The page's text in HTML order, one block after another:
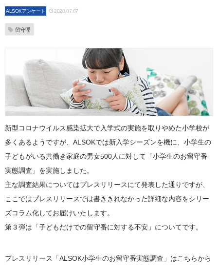
ALSOKアンケート 2020.07.07
留守番
新型コロナウイルス感染拡大で入学式の実施を取りやめた小学校が
多くあるようですが、ALSOKでは新入学シーズンを機に、小学生の
子どもがいる共働き家庭の男女500人に対して「小学生のお留守番
実態調査」を実施しました。
主な調査結果についてはプレスリリースにて発表した通りですが、
ここではプレスリリースでは書ききれなかった詳細な内容をシリー
ズコラム化してお届けいたします。
第３弾は「子どもだけでの留守番に対する不安」についてです。
プレスリリース「ALSOK小学生のお留守番実態調査」はこちらから